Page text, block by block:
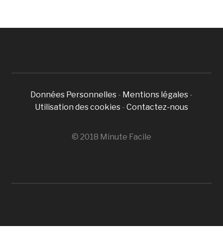
Données Personnelles - Mentions légales -
Utilisation des cookies - Contactez-nous
© 2018 Minute Facile